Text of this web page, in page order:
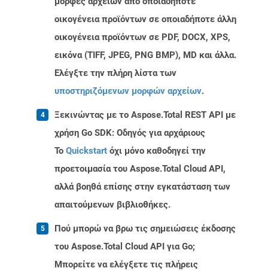
οικογένεια προϊόντων σε οποιαδήποτε άλλη
οικογένεια προϊόντων σε PDF, DOCX, XPS,
εικόνα (TIFF, JPEG, PNG BMP), MD και άλλα.
Ελέγξτε την πλήρη λίστα των
υποστηριζόμενων μορφών αρχείων.
Ξεκινώντας με το Aspose.Total REST API με
χρήση Go SDK: Οδηγός για αρχάριους
Το Quickstart όχι μόνο καθοδηγεί την
προετοιμασία του Aspose.Total Cloud API,
αλλά βοηθά επίσης στην εγκατάσταση των
απαιτούμενων βιβλιοθήκες.
Πού μπορώ να βρω τις σημειώσεις έκδοσης
του Aspose.Total Cloud API για Go;
Μπορείτε να ελέγξετε τις πλήρεις